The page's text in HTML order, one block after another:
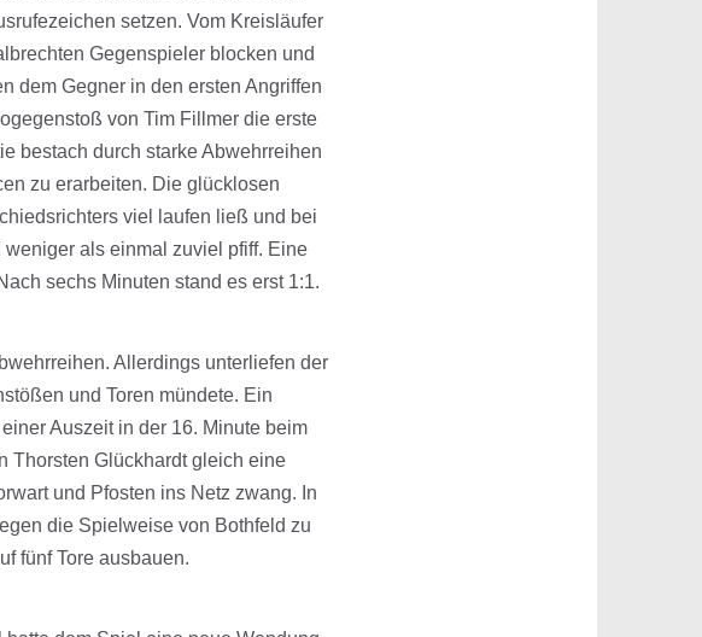
setzen. Vom Kreisläufer
Gegenspieler blocken und
dem Gegner in den ersten Angriffen
von Tim Fillmer die erste
bestach durch starke Abwehrreihen
zu erarbeiten. Die glücklosen
viel laufen ließ und bei
als einmal zuviel pfiff. Eine
sechs Minuten stand es erst 1:1.
Allerdings unterliefen der
und Toren mündete. Ein
Auszeit in der 16. Minute beim
Thorsten Glückhardt gleich eine
und Pfosten ins Netz zwang. In
die Spielweise von Bothfeld zu
fünf Tore ausbauen.